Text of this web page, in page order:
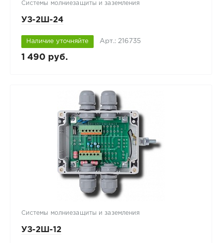
Системы молниезащиты и заземления
УЗ-2Ш-24
Наличие уточняйте Арт.: 216735
1 490 руб.
Системы молниезащиты и заземления
УЗ-2Ш-12